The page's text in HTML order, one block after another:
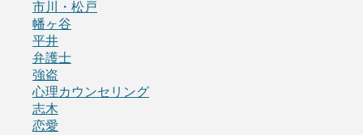
市川・松戸
幡ヶ谷
平井
弁護士
強盗
心理カウンセリング
志木
恋愛